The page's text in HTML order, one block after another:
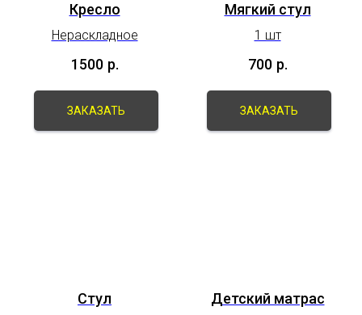
Кресло
Нераскладное
1500 р.
ЗАКАЗАТЬ
Мягкий стул
1 шт
700 р.
ЗАКАЗАТЬ
Стул
Детский матрас